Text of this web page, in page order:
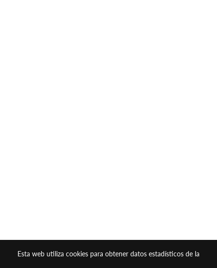
Esta web utiliza cookies para obtener datos estadísticos de la